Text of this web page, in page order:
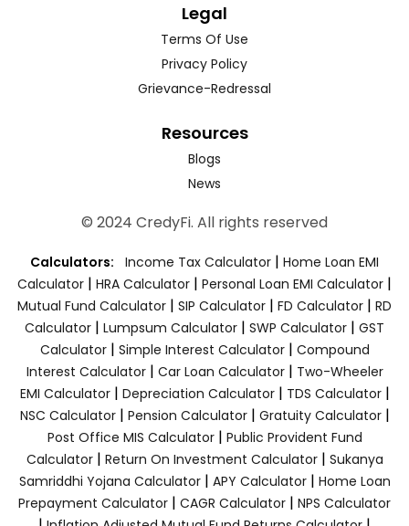
Legal
Terms Of Use
Privacy Policy
Grievance-Redressal
Resources
Blogs
News
© 2024 CredyFi. All rights reserved
Calculators: Income Tax Calculator | Home Loan EMI
Calculator | HRA Calculator | Personal Loan EMI Calculator |
Mutual Fund Calculator | SIP Calculator | FD Calculator | RD
Calculator | Lumpsum Calculator | SWP Calculator | GST
Calculator| Simple Interest Calculator| Compound
Interest Calculator| Car Loan Calculator| Two-Wheeler
EMI Calculator| Depreciation Calculator| TDS Calculator|
NSC Calculator| Pension Calculator| Gratuity Calculator|
Post Office MIS Calculator| Public Provident Fund
Calculator| Return On Investment Calculator| Sukanya
Samriddhi Yojana Calculator| APY Calculator| Home Loan
Prepayment Calculator | CAGR Calculator | NPS Calculator